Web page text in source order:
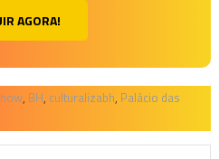
AGORA!
, BH, culturalizabh, Palácio das